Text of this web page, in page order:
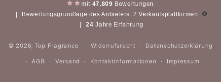
mit 47.809 Bewertungen
Bewertungsgrundlage des Anbieters: 2 Verkaufsplattformen
24 Jahre Erfahrung
© 2026, Top Fragrance Widerrufsrecht Datenschutzerklärung
AGB Versand Kontaktinformationen Impressum